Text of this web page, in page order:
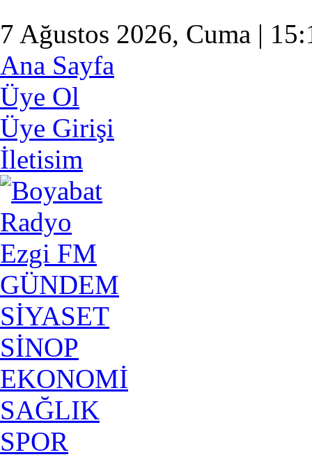
7 Ağustos 2026, Cuma |
Ana Sayfa
Üye Ol
Üye Girişi
İletisim
GÜNDEM
SİYASET
SİNOP
EKONOMİ
SAĞLIK
SPOR